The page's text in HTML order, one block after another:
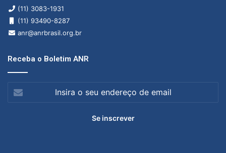
(11) 3083-1931
(11) 93490-8287
anr@anrbrasil.org.br
Receba o Boletim ANR